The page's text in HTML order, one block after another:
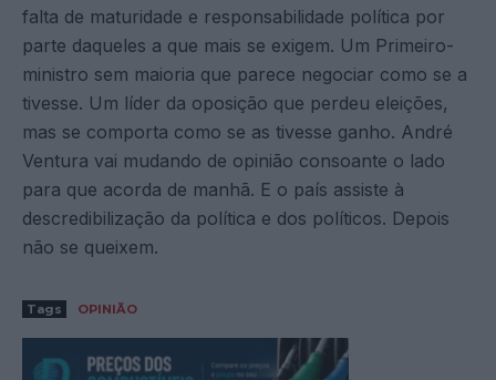
falta de maturidade e responsabilidade política por
parte daqueles a que mais se exigem. Um Primeiro-
ministro sem maioria que parece negociar como se a
tivesse. Um líder da oposição que perdeu eleições,
mas se comporta como se as tivesse ganho. André
Ventura vai mudando de opinião consoante o lado
para que acorda de manhã. E o país assiste à
descredibilização da política e dos políticos. Depois
não se queixem.
Tags OPINIÃO